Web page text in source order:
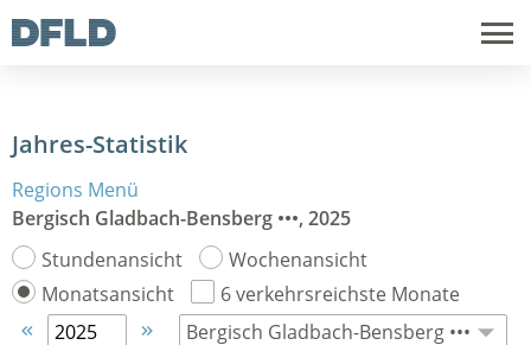
Jahres-Statistik
Regions Menü
Bergisch Gladbach-Bensberg •••, 2025
Stundenansicht
Wochenansicht
Monatsansicht
6 verkehrsreichste Monate

